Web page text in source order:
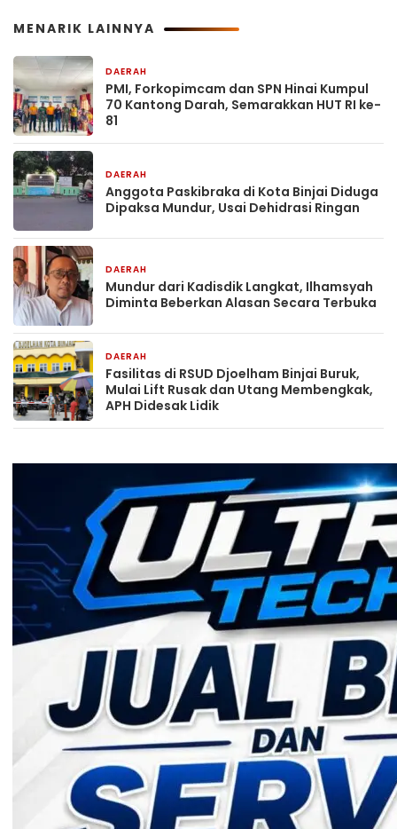
MENARIK LAINNYA
DAERAH
PMI, Forkopimcam dan SPN Hinai Kumpul
70 Kantong Darah, Semarakkan HUT RI ke-
81
DAERAH
Anggota Paskibraka di Kota Binjai Diduga
Dipaksa Mundur, Usai Dehidrasi Ringan
DAERAH
Mundur dari Kadisdik Langkat, Ilhamsyah
Diminta Beberkan Alasan Secara Terbuka
DAERAH
Fasilitas di RSUD Djoelham Binjai Buruk,
Mulai Lift Rusak dan Utang Membengkak,
APH Didesak Lidik